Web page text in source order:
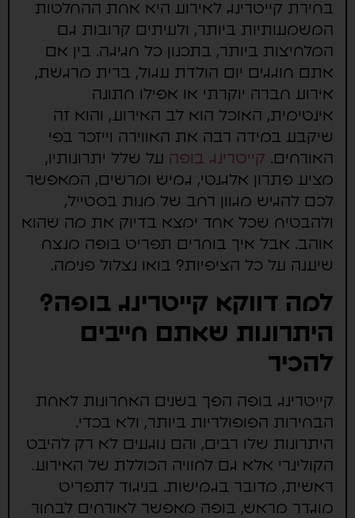
בחירת קייטרינג לאירוע היא אחת ההחלטות
המשמעותיות ביותר, ולעיתים קרובות גם
המלחיצות ביותר, בתכנון כל חגיגה. בין אם
אתם חוגגים יום הולדת עגול, ברית מרגשת,
אירוע חברה יוקרתי או אפילו חתונה
אינטימית, האוכל הוא לב האירוע, והוא זה
שיקבע במידה רבה את האווירה וייזכר בפי
האורחים.קייטרינג בופהעל שלל יתרונותיו,
מציע פתרון אלגנטי, גמיש ומרשים, המאפשר
לכם להגיש מגוון רחב של מנות בסטייל,
ולהבטיח שכל אחד ימצא בדיוק את מה שהוא
אוהב. אבל איך בוחרים תפריט בופה מנצח
שיענה על כל הציפיות? בואו נצלול פנימה.
למה דווקא קייטרינג בופה?
היתרונות שאתם חייבים
להכיר
קייטרינג בופה הפך בשנים האחרונות לאחת
הבחירות הפופולריות ביותר, ולא בכדי.
היתרונות שלו רבים, והם נוגעים לא רק להיבט
הקולינרי אלא גם לחוויה הכוללת של האירוע.
ראשית, מדובר בגמישות. בניגוד לתפריט
מוגדר מראש, בופה מאפשר לאורחים לבחור